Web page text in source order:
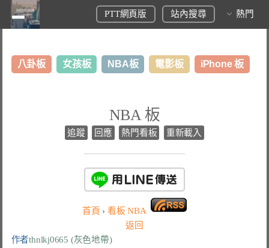
PTT網頁版 站內搜尋 熱門
八卦板 女孩板 NBA板 電影板 iPhone 板
NBA 板
追蹤 回應 熱門看板 重新載入
首頁 › 看板NBA
返回
作者thnlkj0665 (灰色地帶)